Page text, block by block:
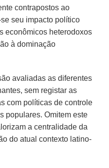
contrapostos ao
seu impacto político
econômicos heterodoxos
à dominação
avaliadas as diferentes
sem registar as
com políticas de controle
populares. Omitem este
a centralidade da
do atual contexto latino-